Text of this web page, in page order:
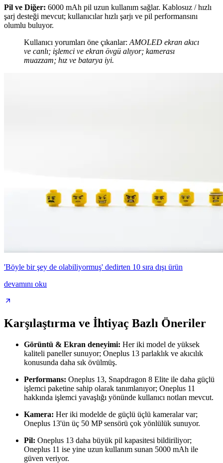
Pil ve Diğer: 6000 mAh pil uzun kullanım sağlar. Kablosuz / hızlı
şarj desteği mevcut; kullanıcılar hızlı şarjı ve pil performansını
olumlu buluyor.
Kullanıcı yorumları öne çıkanlar: AMOLED ekran akıcı
ve canlı; işlemci ve ekran övgü alıyor; kamerası
muazzam; hız ve batarya iyi.
'Böyle bir şey de olabiliyormuş' dedirten 10 sıra dışı ürün
devamını oku
Karşılaştırma ve İhtiyaç Bazlı Öneriler
Görüntü & Ekran deneyimi: Her iki model de yüksek
kaliteli paneller sunuyor; Oneplus 13 parlaklık ve akıcılık
konusunda daha sık övülmüş.
Performans: Oneplus 13, Snapdragon 8 Elite ile daha güçlü
işlemci paketine sahip olarak tanımlanıyor; Oneplus 11
hakkında işlemci yavaşlığı yönünde kullanıcı notları mevcut.
Kamera: Her iki modelde de güçlü üçlü kameralar var;
Oneplus 13'ün üç 50 MP sensörü çok yönlülük sunuyor.
Pil: Oneplus 13 daha büyük pil kapasitesi bildiriliyor;
Oneplus 11 ise yine uzun kullanım sunan 5000 mAh ile
güven veriyor.